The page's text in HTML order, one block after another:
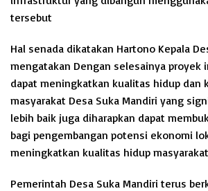
tersebut
Hal senada dikatakan Hartono Kepala
mengatakan Dengan selesainya proyek
dapat meningkatkan kualitas hidup dan
masyarakat Desa Suka Mandiri yang
lebih baik juga diharapkan dapat
bagi pengembangan potensi ekonomi
meningkatkan kualitas hidup
Pemerintah Desa Suka Mandiri terus